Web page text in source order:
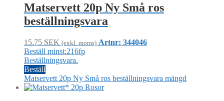
Matservett 20p Ny Små ros
beställningsvara
15.75 SEK (exkl. moms) Artnr: 344046
Beställ minst:216fp
Beställningsvara.
Beställ
Matservett 20p Ny Små ros beställningsvara mängd